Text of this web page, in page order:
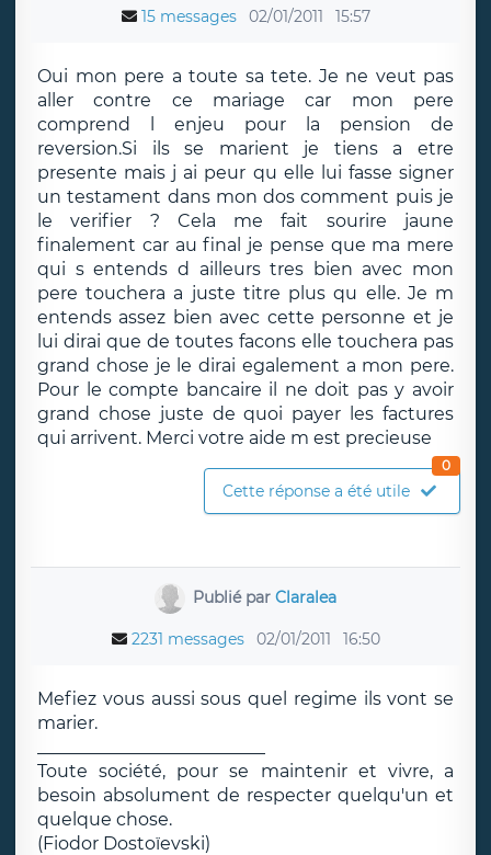
15 messages 02/01/2011 15:57
Oui mon pere a toute sa tete. Je ne veut pas
aller contre ce mariage car mon pere
comprend l enjeu pour la pension de
reversion.Si ils se marient je tiens a etre
presente mais j ai peur qu elle lui fasse signer
un testament dans mon dos comment puis je
le verifier ? Cela me fait sourire jaune
finalement car au final je pense que ma mere
qui s entends d ailleurs tres bien avec mon
pere touchera a juste titre plus qu elle. Je m
entends assez bien avec cette personne et je
lui dirai que de toutes facons elle touchera pas
grand chose je le dirai egalement a mon pere.
Pour le compte bancaire il ne doit pas y avoir
grand chose juste de quoi payer les factures
qui arrivent. Merci votre aide m est precieuse
Cette réponse a été utile
0
Publié parClaralea
2231 messages 02/01/2011 16:50
Mefiez vous aussi sous quel regime ils vont se
marier.
Toute société, pour se maintenir et vivre, a
besoin absolument de respecter quelqu'un et
quelque chose.
(Fiodor Dostoïevski)